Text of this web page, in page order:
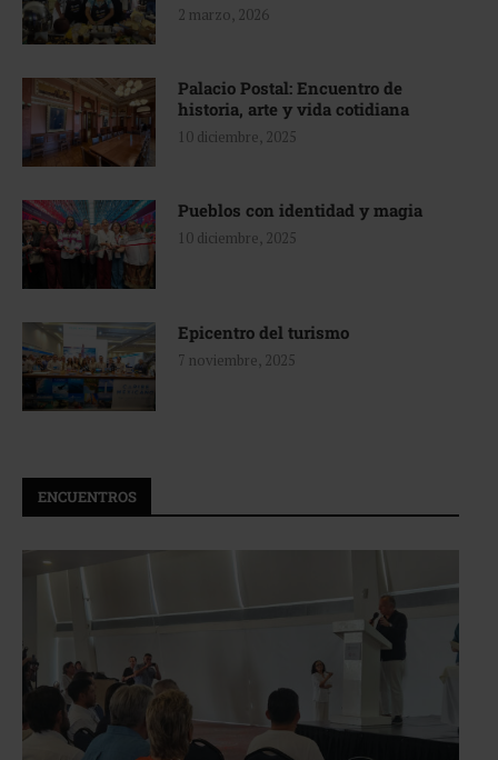
2 marzo, 2026
Palacio Postal: Encuentro de
historia, arte y vida cotidiana
10 diciembre, 2025
Pueblos con identidad y magia
10 diciembre, 2025
Epicentro del turismo
7 noviembre, 2025
ENCUENTROS